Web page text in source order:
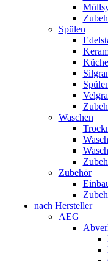
Spülen
Waschen
Zubehör
nach Hersteller
AEG